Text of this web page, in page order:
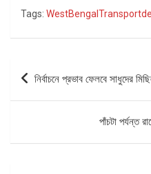
Tags:
Post
navigation
নির্বাচনে প্রভাব ফেলবে সাধুদের
পাঁচটা পর্যন্ত